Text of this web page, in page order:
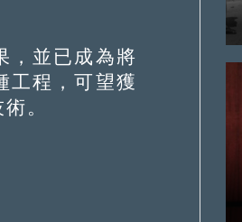
並已成為將
工程，可望獲
。